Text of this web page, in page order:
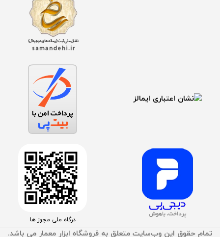
درگاه ملی مجوز ها
تمام حقوق اين وب‌سايت متعلق به فروشگاه ابزار معمار می باشد.